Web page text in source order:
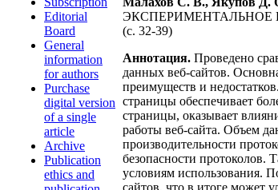
Editorial
Board
General
information
for authors
Purchase
digital version
of a single
article
Archive
Publication
ethics and
ЭКСПЕРИМЕНТАЛЬНОЕ
(c. 32-39)
Аннотация. Проведено
данных веб-сайтов.
преимуществ и
страницы обеспечивает
страницы, оказывает
работы веб-сайта. Объем
производительности
безопасности протоколов.
условиям использования.
сайтов, что в итоге может